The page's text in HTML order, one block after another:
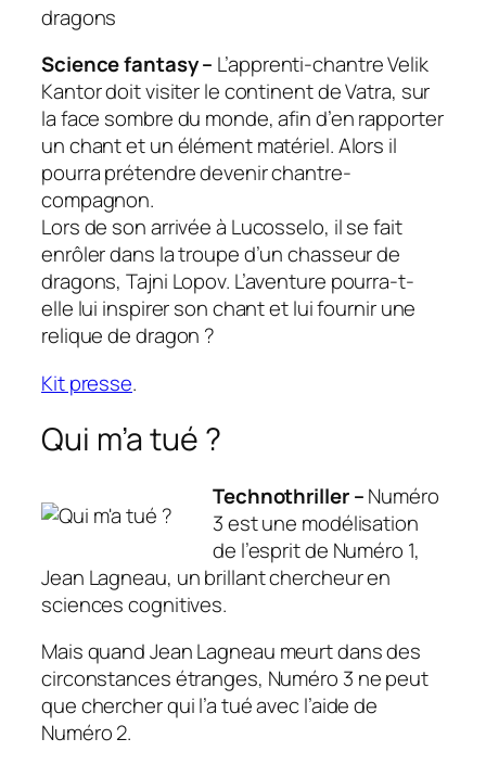
Science fantasy – L’apprenti-chantre Velik
Kantor doit visiter le continent de Vatra, sur
la face sombre du monde, afin d’en rapporter
un chant et un élément matériel. Alors il
pourra prétendre devenir chantre-
compagnon.
Lors de son arrivée à Lucosselo, il se fait
enrôler dans la troupe d’un chasseur de
dragons, Tajni Lopov. L’aventure pourra-t-
elle lui inspirer son chant et lui fournir une
relique de dragon ?
Kit presse.
Qui m’a tué ?
Technothriller –Numéro
3 est une modélisation
de l’esprit de Numéro 1,
Jean Lagneau, un brillant chercheur en
sciences cognitives.
Mais quand Jean Lagneau meurt dans des
circonstances étranges, Numéro 3 ne peut
que chercher qui l’a tué avec l’aide de
Numéro 2.